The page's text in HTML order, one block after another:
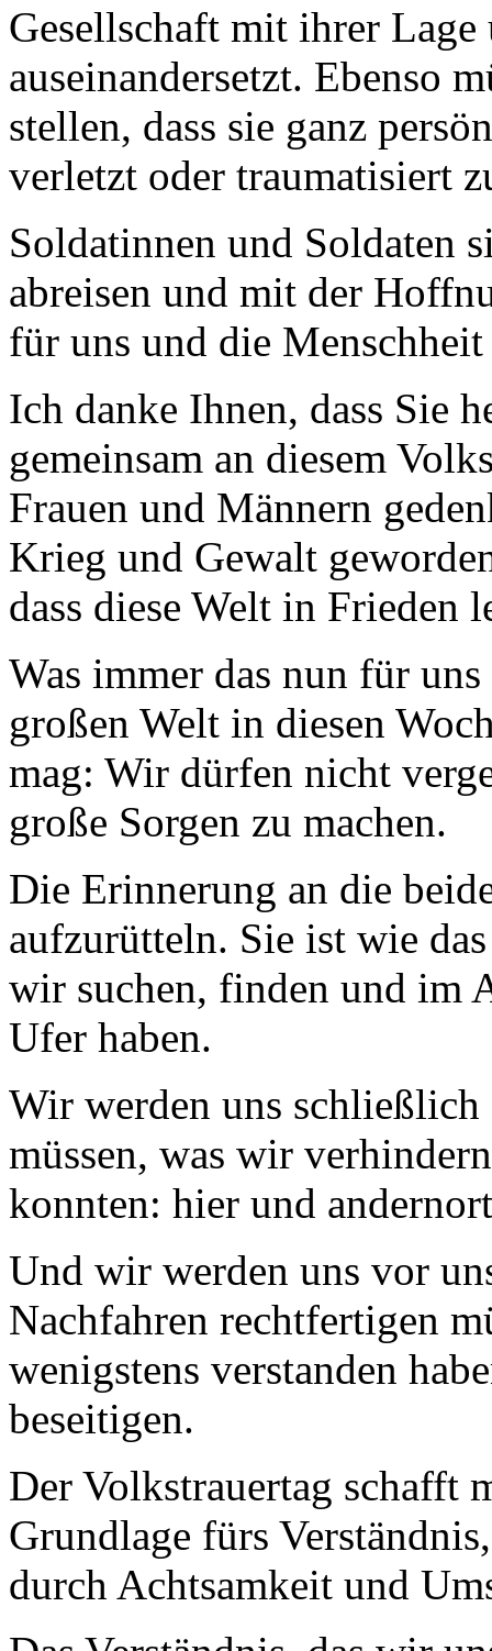
Gesellschaft mit ihrer
auseinandersetzt. Ebenso
stellen, dass sie ganz
verletzt oder traumatisiert
Soldatinnen und Soldaten
abreisen und mit der
für uns und die Menschheit
Ich danke Ihnen, dass Sie
gemeinsam an diesem
Frauen und Männern
Krieg und Gewalt
dass diese Welt in Frieden
Was immer das nun für
großen Welt in diesen
mag: Wir dürfen nicht
große Sorgen zu machen.
Die Erinnerung an die
aufzurütteln. Sie ist wie
wir suchen, finden und im
Ufer haben.
Wir werden uns schließlich
müssen, was wir
konnten: hier und
Und wir werden uns vor
Nachfahren rechtfertigen
wenigstens verstanden
beseitigen.
Der Volkstrauertag schafft
Grundlage fürs
durch Achtsamkeit und